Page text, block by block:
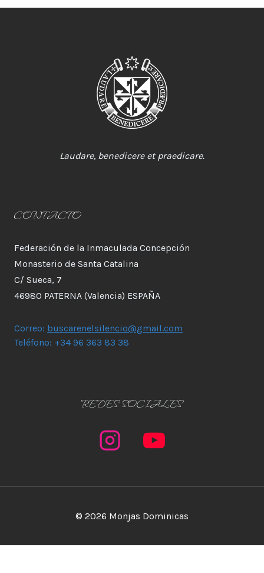
Laudare, benedicere et praedicare.
CONTACTO
Federación de la Inmaculada Concepción
Monasterio de Santa Catalina
C/ Sueca, 7
46980 PATERNA (Valencia) ESPAÑA
Correo: buscarenelsilencio@gmail.com
Teléfono: +34 96 363 83 38
REDES SOCIALES
© 2026 Monjas Dominicas